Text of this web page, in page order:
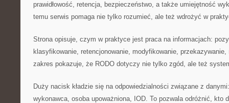
prawidłowość, retencja, bezpieczeństwo, a także umiejętność
temu serwis pomaga nie tylko rozumieć, ale też wdrożyć w
Strona opisuje, czym w praktyce jest praca na informacjach:
klasyfikowanie, retencjonowanie, modyfikowanie,
zakres pokazuje, że RODO dotyczy nie tylko zgód, ale też
Duży nacisk kładzie się na odpowiedzialności związane z
wykonawca, osoba upoważniona, IOD. To pozwala odróżnić, kto